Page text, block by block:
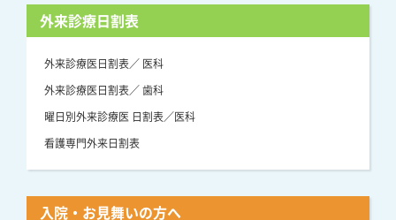
外来診療日割表
外来診療医日割表／ 医科
外来診療医日割表／ 歯科
曜日別外来診療医 日割表／医科
看護専門外来日割表
入院・お見舞いの方へ